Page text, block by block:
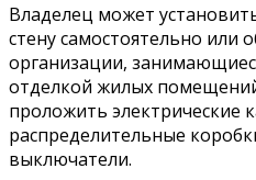
Владелец может
стену самостоятельно или
организации,
отделкой жилых
проложить электрические
распределительные
выключатели.